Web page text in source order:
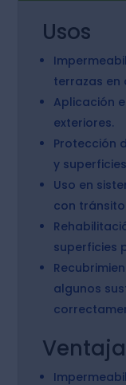
Usos
terrazas en
Aplicación
exteriores.
Protección
y
Uso en
con
superficies
algunos